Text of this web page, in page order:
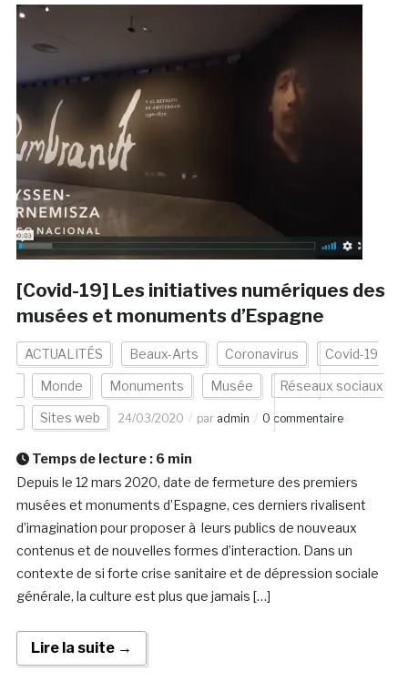
[Covid-19] Les initiatives numériques des
musées et monuments d’Espagne
ACTUALITÉS Beaux-Arts Coronavirus Covid-19
Monde Monuments Musée Réseaux sociaux
Sites web 24/03/2020 par admin 0 commentaire
Temps de lecture : 6 min
Depuis le 12 mars 2020, date de fermeture des premiers
musées et monuments d’Espagne, ces derniers rivalisent
d’imagination pour proposer à leurs publics de nouveaux
contenus et de nouvelles formes d’interaction. Dans un
contexte de si forte crise sanitaire et de dépression sociale
générale, la culture est plus que jamais […]
Lire la suite →